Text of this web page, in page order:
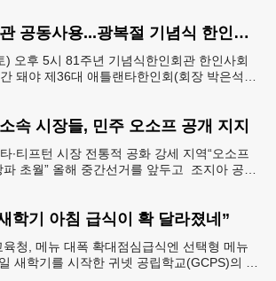
첫 회관 공동사용...광복절 기념식 한인회관서
) 오후 5시 81주년 기념식한인회관 한인사회
돼야 제36대 애틀랜타한인회(회장 박은석·
속 시장들, 민주 오소프 공개 지지
∙티프턴 시장 전통적 공화 강세 지역“오소프
파 초월” 올해 중간선거를 앞두고 조지아 공화
학기 아침 급식이 확 달라졌네”
육청, 메뉴 대폭 확대점심급식엔 선택형 메뉴
새학기를 시작한 귀넷 공립학교(GCPS)의 급